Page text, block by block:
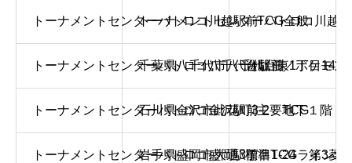
トーナメントセンターバトロコ川越駅前
トーナメントセンターバトロコ川越
TCG全般
トーナメントセンターバトロコ八千代台駅前
千葉県八千代市八千代台東1丁目14-
遊戯王／ポケモン
トーナメントセンターバトロコ金沢駅前
石川県金沢市此花町3-2 地下１階
主要TCG
トーナメントセンターバトロコ盛岡駅前
岩手県盛岡市大通3丁目1-24 第3菱
標準TCGラインナ